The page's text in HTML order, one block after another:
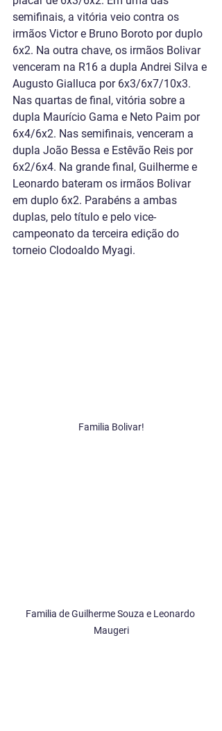
semifinais, a vitória veio contra os
irmãos Victor e Bruno Boroto por duplo
6x2. Na outra chave, os irmãos Bolivar
venceram na R16 a dupla Andrei Silva e
Augusto Gialluca por 6x3/6x7/10x3.
Nas quartas de final, vitória sobre a
dupla Maurício Gama e Neto Paim por
6x4/6x2. Nas semifinais, venceram a
dupla João Bessa e Estêvão Reis por
6x2/6x4. Na grande final, Guilherme e
Leonardo bateram os irmãos Bolivar
em duplo 6x2. Parabéns a ambas
duplas, pelo título e pelo vice-
campeonato da terceira edição do
torneio Clodoaldo Myagi.
Familia Bolivar!
Familia de Guilherme Souza e Leonardo
Maugeri